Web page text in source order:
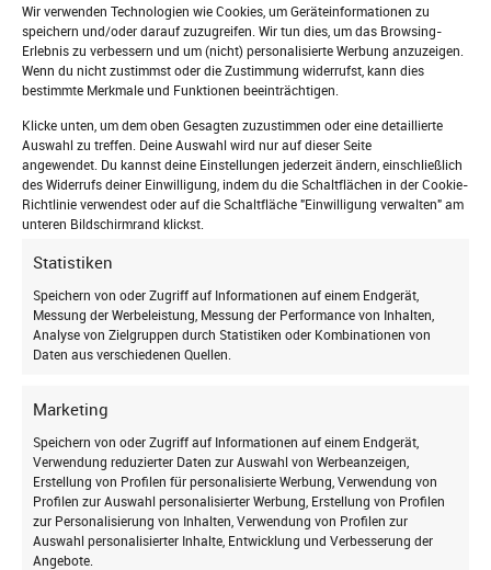
Wir verwenden Technologien wie Cookies, um Geräteinformationen zu
speichern und/oder darauf zuzugreifen. Wir tun dies, um das Browsing-
Erlebnis zu verbessern und um (nicht) personalisierte Werbung anzuzeigen.
Wenn du nicht zustimmst oder die Zustimmung widerrufst, kann dies
bestimmte Merkmale und Funktionen beeinträchtigen.
Klicke unten, um dem oben Gesagten zuzustimmen oder eine detaillierte
Auswahl zu treffen. Deine Auswahl wird nur auf dieser Seite
angewendet. Du kannst deine Einstellungen jederzeit ändern, einschließlich
des Widerrufs deiner Einwilligung, indem du die Schaltflächen in der Cookie-
Richtlinie verwendest oder auf die Schaltfläche "Einwilligung verwalten" am
unteren Bildschirmrand klickst.
Statistiken
Speichern von oder Zugriff auf Informationen auf einem Endgerät,
Messung der Werbeleistung, Messung der Performance von Inhalten,
Analyse von Zielgruppen durch Statistiken oder Kombinationen von
Daten aus verschiedenen Quellen.
Marketing
Speichern von oder Zugriff auf Informationen auf einem Endgerät,
Verwendung reduzierter Daten zur Auswahl von Werbeanzeigen,
Erstellung von Profilen für personalisierte Werbung, Verwendung von
Profilen zur Auswahl personalisierter Werbung, Erstellung von Profilen
zur Personalisierung von Inhalten, Verwendung von Profilen zur
Auswahl personalisierter Inhalte, Entwicklung und Verbesserung der
Angebote.
Griffstange BA91 mit Griffhebel
Jetzt zum Newsletter
anmelden